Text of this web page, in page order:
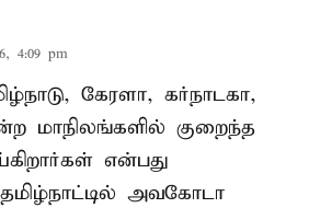
4:09 pm
கேரளா, கர்நாடகா,
மாநிலங்களில் குறைந்த
என்பது
தமிழ்நாட்டில் அவகோடா